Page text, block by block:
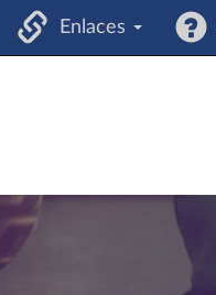
Enlaces